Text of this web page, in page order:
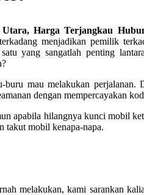
Harga Terjangkau
menjadikan pemilik
yang sangatlah penting
mau melakukan perjalanan.
dengan mempercayakan
apabila hilangnya kunci mobil
takut mobil kenapa-napa.
melakukan, kami sarankan